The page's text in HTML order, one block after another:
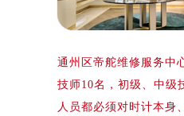
通州区帝舵维修服务中
技师10名，初级、中级
人员都必须对时计本身